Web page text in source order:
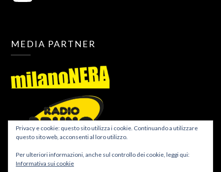
MEDIA PARTNER
Privacy e cookie: questo sito utilizza i cookie. Continuando a utilizzare
questo sito web, acconsenti al loro utilizzo.
Per ulteriori informazioni, anche sul controllo dei cookie, leggi qui:
Informativa sui cookie